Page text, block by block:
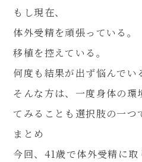
もし現在、
体外受精を頑張っている。
移植を控えている。
何度も結果が出ず悩んでい
そんな方は、一度身体の環
てみることも選択肢の一つ
まとめ
今回、41歳で体外受精に